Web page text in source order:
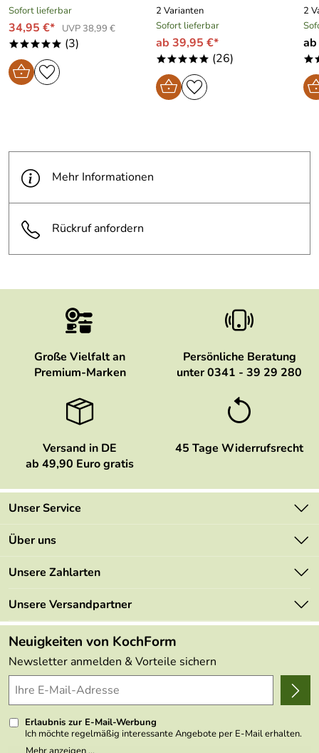
Sofort lieferbar
34,95 €* UVP 38,99 €
***** (3)
2 Varianten
Sofort lieferbar
ab 39,95 €*
***** (26)
2
Mehr Informationen
Rückruf anfordern
Große Vielfalt an
Premium-Marken
Persönliche Beratung
unter 0341 - 39 29 280
Versand in DE
ab 49,90 Euro gratis
45 Tage Widerrufsrecht
Unser Service
Kontakt
Mehrwertsteuerfrei
Retourenportal
FAQs
Lieferbedingungen
Delivery Terms
Kundenlogin
Über uns
Marken
Angebote
Made in Germany
Themen
Wir über uns
Presse
Unsere Zahlarten
Unsere Versandpartner
Neuigkeiten von KochForm
Newsletter anmelden & Vorteile sichern
Erlaubnis zur E-Mail-Werbung
Ich möchte regelmäßig interessante Angebote per E-Mail erhalten.
Meine E-Mail-Adresse wird nicht an andere Unternehmen